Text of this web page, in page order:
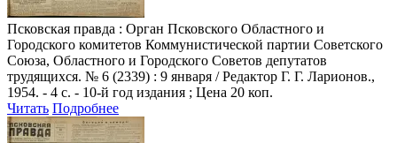
Псковская правда : Орган Псковского Областного и
Городского комитетов Коммунистической партии Советского
Союза, Областного и Городского Советов депутатов
трудящихся. № 6 (2339) : 9 января / Редактор Г. Г. Ларионов.,
1954. - 4 с. - 10-й год издания ; Цена 20 коп.
Читать Подробнее